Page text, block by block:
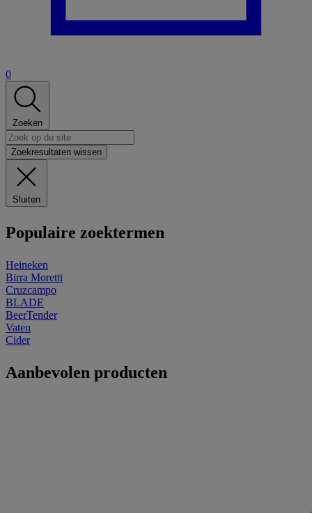
0
Zoeken
Zoekresultaten wissen
Sluiten
Populaire zoektermen
Heineken
Birra Moretti
Cruzcampo
BLADE
BeerTender
Vaten
Cider
Aanbevolen producten